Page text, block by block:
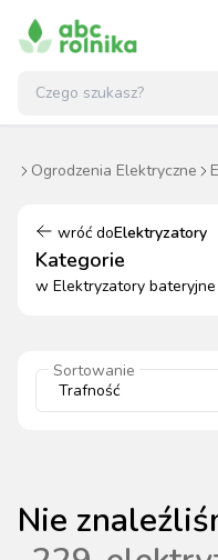
Ogrodzenia Elektryczne
wróć doElektryzatory
Kategorie
w Elektryzatory bateryjne
Sortowanie
Nie